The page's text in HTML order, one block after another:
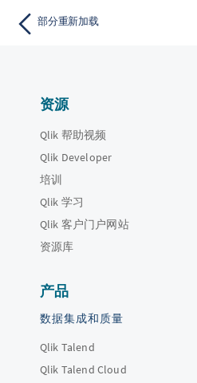
部分重新加载
资源
Qlik 帮助视频
Qlik Developer
培训
Qlik 学习
Qlik 客户门户网站
资源库
产品
数据集成和质量
Qlik Talend
Qlik Talend Cloud